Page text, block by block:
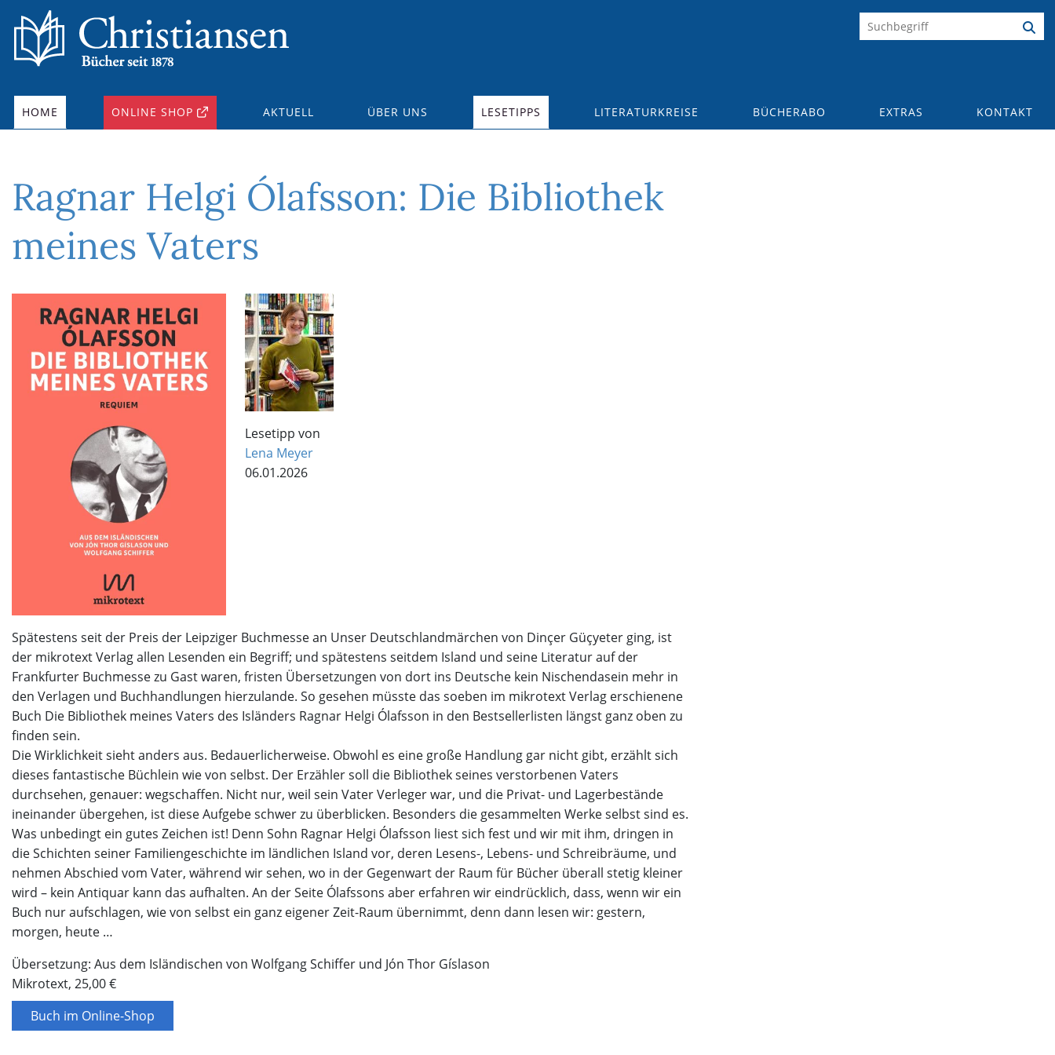
HOME ONLINE SHOP AKTUELL ÜBER UNS LESETIPPS LITERATURKREISE BÜCHERABO EXTRAS KONTAKT
Ragnar Helgi Ólafsson: Die Bibliothek
meines Vaters
Lesetipp von
Lena Meyer
06.01.2026
Spätestens seit der Preis der Leipziger Buchmesse an Unser Deutschlandmärchen von Dinçer Güçyeter ging, ist
der mikrotext Verlag allen Lesenden ein Begriff; und spätestens seitdem Island und seine Literatur auf der
Frankfurter Buchmesse zu Gast waren, fristen Übersetzungen von dort ins Deutsche kein Nischendasein mehr in
den Verlagen und Buchhandlungen hierzulande. So gesehen müsste das soeben im mikrotext Verlag erschienene
Buch Die Bibliothek meines Vaters des Isländers Ragnar Helgi Ólafsson in den Bestsellerlisten längst ganz oben zu
finden sein.
Die Wirklichkeit sieht anders aus. Bedauerlicherweise. Obwohl es eine große Handlung gar nicht gibt, erzählt sich
dieses fantastische Büchlein wie von selbst. Der Erzähler soll die Bibliothek seines verstorbenen Vaters
durchsehen, genauer: wegschaffen. Nicht nur, weil sein Vater Verleger war, und die Privat- und Lagerbestände
ineinander übergehen, ist diese Aufgebe schwer zu überblicken. Besonders die gesammelten Werke selbst sind es.
Was unbedingt ein gutes Zeichen ist! Denn Sohn Ragnar Helgi Ólafsson liest sich fest und wir mit ihm, dringen in
die Schichten seiner Familiengeschichte im ländlichen Island vor, deren Lesens-, Lebens- und Schreibräume, und
nehmen Abschied vom Vater, während wir sehen, wo in der Gegenwart der Raum für Bücher überall stetig kleiner
wird – kein Antiquar kann das aufhalten. An der Seite Ólafssons aber erfahren wir eindrücklich, dass, wenn wir ein
Buch nur aufschlagen, wie von selbst ein ganz eigener Zeit-Raum übernimmt, denn dann lesen wir: gestern,
morgen, heute …
Übersetzung: Aus dem Isländischen von Wolfgang Schiffer und Jón Thor Gíslason
Mikrotext, 25,00 €
Buch im Online-Shop